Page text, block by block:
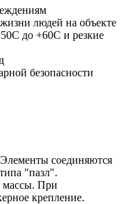
людей на объекте
до +60С и резкие
безопасности
соединяются
"пазл".
массы. При
крепление.